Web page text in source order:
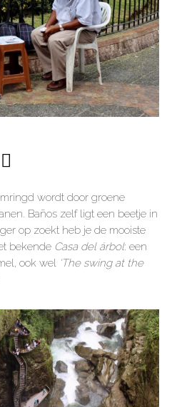
wordt door groene
Baños zelf ligt een beetje in
op zoekt heb je de mooiste
bekende Casa del árbol: een
ook wel ‘The swing at the